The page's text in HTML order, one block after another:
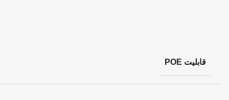
قابلیت POE